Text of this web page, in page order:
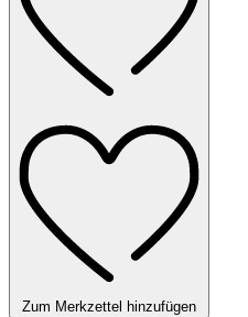
Zum Merkzettel hinzufügen